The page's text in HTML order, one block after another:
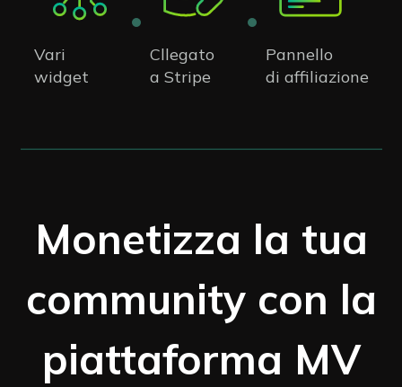
Vari
widget
Cllegato
a Stripe
Pannello
di affiliazione
Monetizza la tua
community con la
piattaforma MV